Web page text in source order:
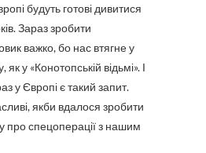
будуть готові дивитися
Зараз зробити
важко, бо нас втягне у
у «Конотопській відьмі». І
у Європі є такий запит.
якби вдалося зробити
про спецоперації з нашим